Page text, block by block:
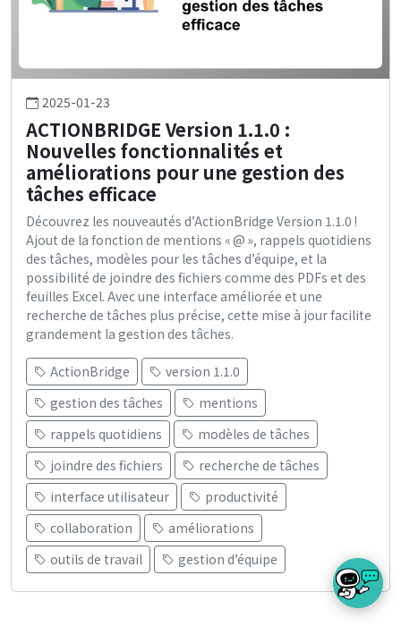
2025-01-23
ACTIONBRIDGE Version 1.1.0 :
Nouvelles fonctionnalités et
améliorations pour une gestion des
tâches efficace
Découvrez les nouveautés d’ActionBridge Version 1.1.0 !
Ajout de la fonction de mentions « @ », rappels quotidiens
des tâches, modèles pour les tâches d’équipe, et la
possibilité de joindre des fichiers comme des PDFs et des
feuilles Excel. Avec une interface améliorée et une
recherche de tâches plus précise, cette mise à jour facilite
grandement la gestion des tâches.
ActionBridge
version 1.1.0
gestion des tâches
mentions
rappels quotidiens
modèles de tâches
joindre des fichiers
recherche de tâches
interface utilisateur
productivité
collaboration
améliorations
outils de travail
gestion d’équipe